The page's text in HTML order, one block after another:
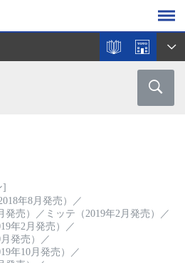
]
年8月発売）
／
発売）
／ ミッテ（2019年2月発売）
／
年2月発売）
／
発売）
／
年10月発売）
／